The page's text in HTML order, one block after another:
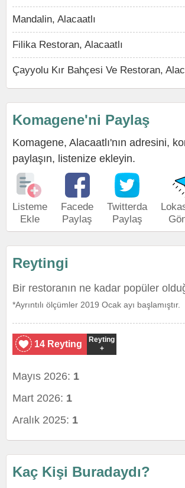
Mandalin, Alacaatlı
Filika Restoran, Alacaatlı
Çayyolu Kır Bahçesi Ve Restoran,
Komagene'ni Paylaş
Komagene, Alacaatlı'nın adresini,
paylaşın, listenize ekleyin.
Listeme
Ekle
Facede
Paylaş
Twitterda
Paylaş
Reytingi
Bir restoranın ne kadar popüler
*Ayrıntılı ölçümler 2019 Ocak ayı başlamıştır.
14 Reyting
Reyting
+
Mayıs 2026: 1
Mart 2026: 1
Aralık 2025: 1
Kaç Kişi Buradaydı?